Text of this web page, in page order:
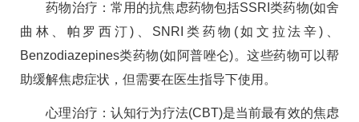
药物治疗：常用的抗焦虑药物包括SSRI类药物(如舍
曲林、帕罗西汀)、SNRI类药物(如文拉法辛)、
Benzodiazepines类药物(如阿普唑仑)。这些药物可以帮
助缓解焦虑症状，但需要在医生指导下使用。
心理治疗：认知行为疗法(CBT)是当前最有效的焦虑